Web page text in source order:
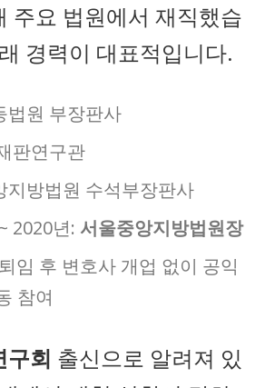
주요 법원에서 재직했습
경력이 대표적입니다.
법원 부장판사
판연구관
지방법원 수석부장판사
2020년: 서울중앙지방법원장
임 후 변호사 개업 없이 공익
참여
구회 출신으로 알려져 있